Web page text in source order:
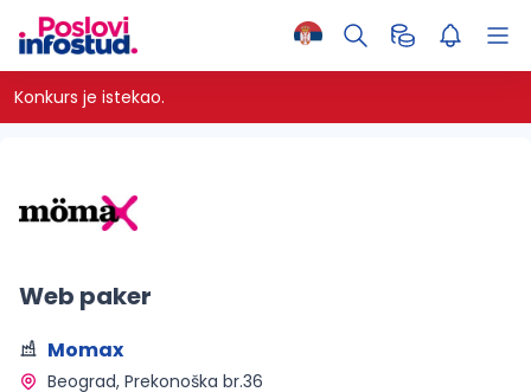
Konkurs je istekao.
Web paker
Momax
Beograd, Prekonoška br.36